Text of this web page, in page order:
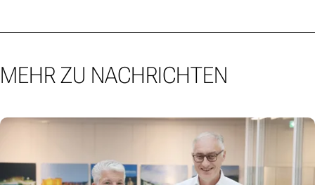
MEHR ZU NACHRICHTEN